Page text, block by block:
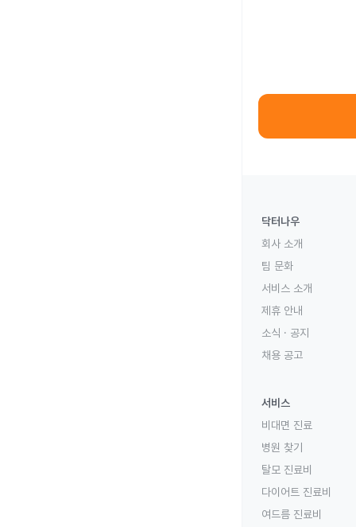
닥터나우
회사 소개
팀 문화
서비스 소개
제휴 안내
소식 · 공지
채용 공고
서비스
비대면 진료
병원 찾기
탈모 진료비
다이어트 진료비
여드름 진료비